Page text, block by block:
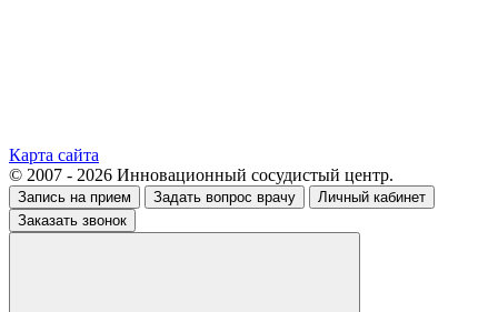
Карта сайта
© 2007 - 2026 Инновационный сосудистый центр.
Запись на прием Задать вопрос врачу
Личный кабинет
Заказать звонок